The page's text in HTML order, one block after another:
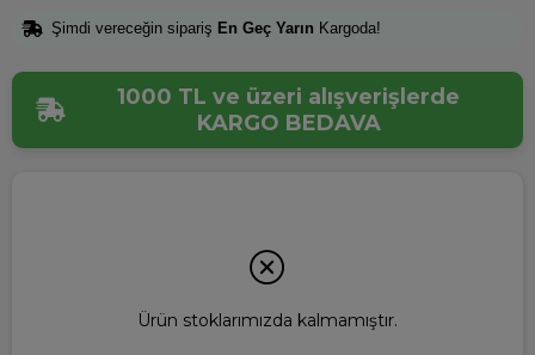
Şimdi vereceğin sipariş En Geç Yarın Kargoda!
1000 TL ve üzeri alışverişlerde
KARGO BEDAVA
Ürün stoklarımızda kalmamıştır.